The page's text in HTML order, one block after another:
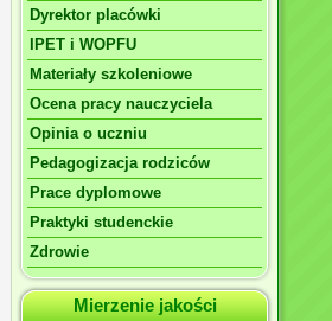
Dyrektor placówki
IPET i WOPFU
Materiały szkoleniowe
Ocena pracy nauczyciela
Opinia o uczniu
Pedagogizacja rodziców
Prace dyplomowe
Praktyki studenckie
Zdrowie
Mierzenie jakości